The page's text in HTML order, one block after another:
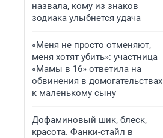
назвала, кому из знаков
зодиака улыбнется удача
«Меня не просто отменяют,
меня хотят убить»: участница
«Мамы в 16» ответила на
обвинения в домогательствах
к маленькому сыну
Дофаминовый шик, блеск,
красота. Фанки-стайл в